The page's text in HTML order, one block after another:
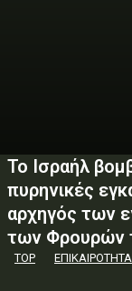
Το Ισραήλ
πυρηνικές
αρχηγός των
των Φρουρών
TOP ΕΠΙΚΑΙΡΟΤΗΤΑ